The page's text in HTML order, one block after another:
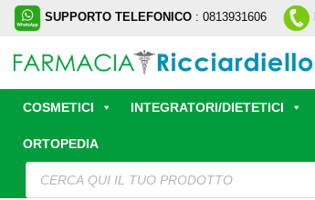
Salta
contenuti
SUPPORTO TELEFONICO : 0813931606
COSMETICI INTEGRATORI/DIETETICI
ORTOPEDIA
Ricerca
prodotti